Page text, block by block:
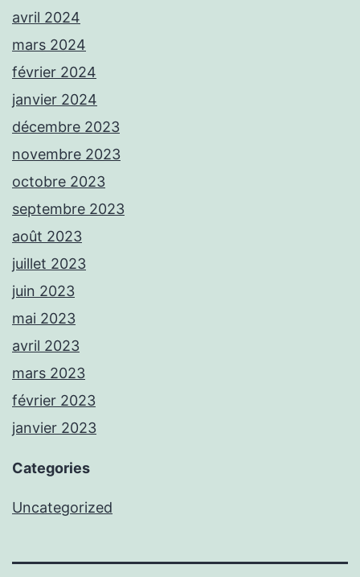
avril 2024
mars 2024
février 2024
janvier 2024
décembre 2023
novembre 2023
octobre 2023
septembre 2023
août 2023
juillet 2023
juin 2023
mai 2023
avril 2023
mars 2023
février 2023
janvier 2023
Categories
Uncategorized